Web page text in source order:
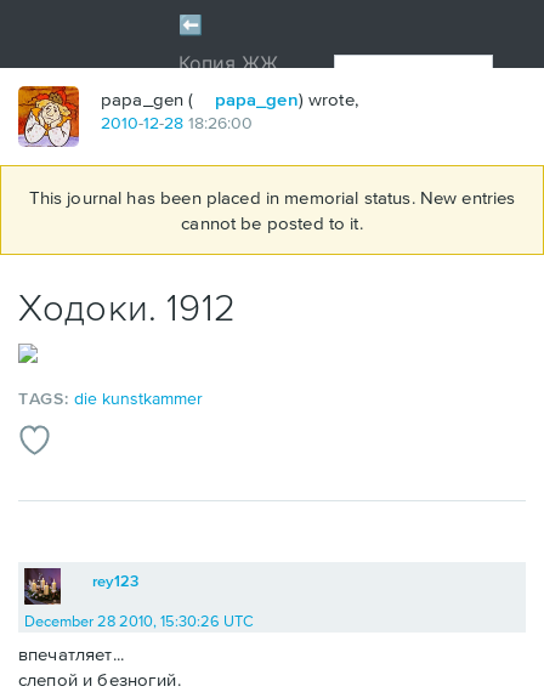
papa_gen ( papa_gen) wrote,
2010-12-28 18:26:00
This journal has been placed in memorial status. New entries
cannot be posted to it.
Ходоки. 1912
TAGS:die kunstkammer
rey123
December 28 2010, 15:30:26 UTC
впечатляет...
слепой и безногий.